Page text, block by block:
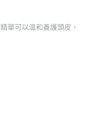
華可以溫和養護頭皮，